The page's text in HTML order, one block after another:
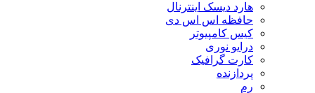
هارد دیسک اینترنال
حافظه اس اس دی
کیس کامپیوتر
درایو نوری
کارت گرافیک
پردازنده
رم